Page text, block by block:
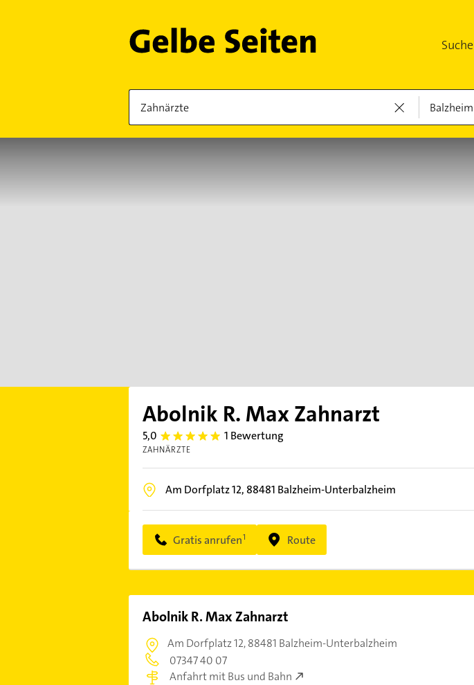
Abolnik R. Max Zahnarzt
5,0 5.0 1 Bewertung
ZAHNÄRZTE
Am Dorfplatz 12, 88481 Balzheim-Unterbalzheim
Gratis anrufen Route
Abolnik R. Max Zahnarzt
Am Dorfplatz 12,88481 Balzheim-Unterbalzheim
07347 40 07
Anfahrt mit Bus und Bahn